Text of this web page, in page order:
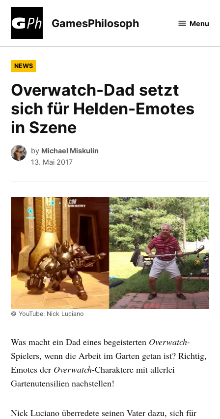
Skip
GamesPhilosoph Menu
POSTED
IN
NEWS
Overwatch-Dad setzt
sich für Helden-Emotes
in Szene
by Michael Miskulin
13. Mai 2017
© YouTube: Nick Luciano
Was macht ein Dad eines begeisterten Overwatch-
Spielers, wenn die Arbeit im Garten getan ist? Richtig,
Emotes der Overwatch-Charaktere mit allerlei
Gartenutensilien nachstellen!
Nick Luciano überredete seinen Vater dazu, sich für